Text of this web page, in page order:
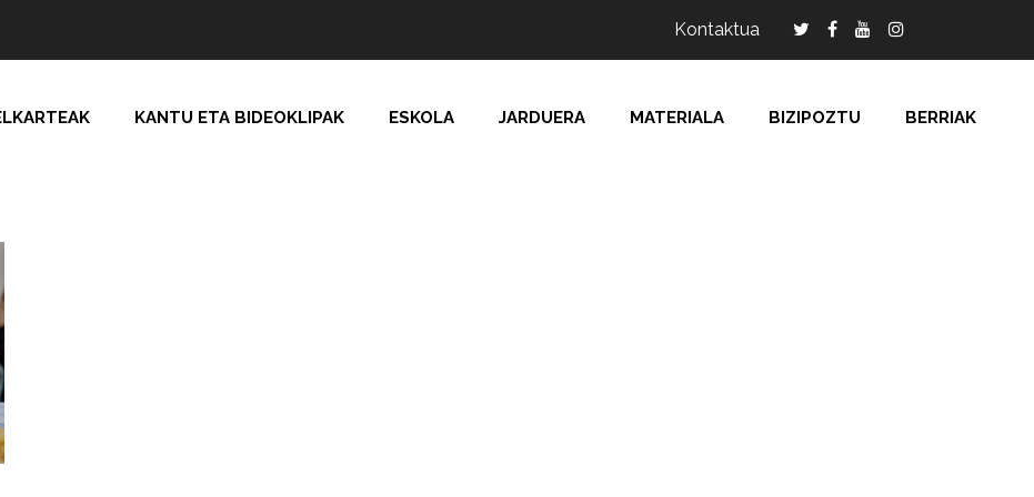
Kontaktua
KANTU ETA BIDEOKLIPAK ESKOLA JARDUERA MATERIALA BIZIPOZTU BERRIAK